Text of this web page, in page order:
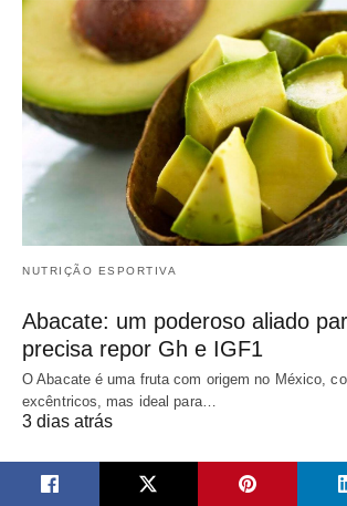
NUTRIÇÃO ESPORTIVA
Abacate: um poderoso aliado
precisa repor Gh e IGF1
O Abacate é uma fruta com origem no México,
excêntricos, mas ideal para…
3 dias atrás